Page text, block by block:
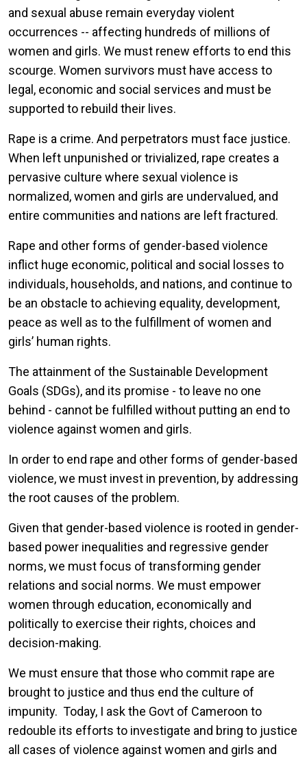
and sexual abuse remain everyday violent
occurrences -- affecting hundreds of millions of
women and girls. We must renew efforts to end this
scourge. Women survivors must have access to
legal, economic and social services and must be
supported to rebuild their lives.
Rape is a crime. And perpetrators must face justice.
When left unpunished or trivialized, rape creates a
pervasive culture where sexual violence is
normalized, women and girls are undervalued, and
entire communities and nations are left fractured.
Rape and other forms of gender-based violence
inflict huge economic, political and social losses to
individuals, households, and nations, and continue to
be an obstacle to achieving equality, development,
peace as well as to the fulfillment of women and
girls’ human rights.
The attainment of the Sustainable Development
Goals (SDGs), and its promise - to leave no one
behind - cannot be fulfilled without putting an end to
violence against women and girls.
In order to end rape and other forms of gender-based
violence, we must invest in prevention, by addressing
the root causes of the problem.
Given that gender-based violence is rooted in gender-
based power inequalities and regressive gender
norms, we must focus of transforming gender
relations and social norms. We must empower
women through education, economically and
politically to exercise their rights, choices and
decision-making.
We must ensure that those who commit rape are
brought to justice and thus end the culture of
impunity. Today, I ask the Govt of Cameroon to
redouble its efforts to investigate and bring to justice
all cases of violence against women and girls and